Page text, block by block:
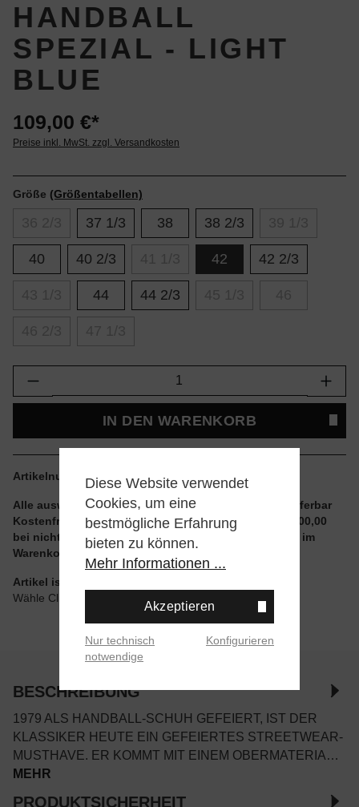
HANDBALL
SPEZIAL - LIGHT
BLUE
109,00 €*
Preise inkl. MwSt. zzgl. Versandkosten
Größe (Größentabellen)
37 1/3 38 38 2/3
40 40 2/3 42 42 2/3
44 44 2/3
Produkt Anzahl: Gib den gewünschten
IN DEN WARENKORB
Artikelnummer: BD7632.42
Alle auswählbaren Größen und Artikel sind sofort lieferbar
Kostenfreier Versand ab einem Einkaufswert von € 100,00
bei nicht reduzierten Artikeln und ohne Aktionscode im
Warenkorb
Artikel ist wie angegeben im Store verfügbar
Wähle Click & Collect beim Checkout
BESCHREIBUNG
1979 ALS HANDBALL-SCHUH GEFEIERT, IST DER
KLASSIKER HEUTE EIN GEFEIERTES STREETWEAR-
MUSTHAVE. ER KOMMT MIT EINEM OBERMATERIA…
MEHR
PRODUKTSICHERHEIT
Diese Website verwendet
Cookies, um eine
bestmögliche Erfahrung
bieten zu können.
Mehr Informationen ...
Akzeptieren
Nur technisch
notwendige
Konfigurieren